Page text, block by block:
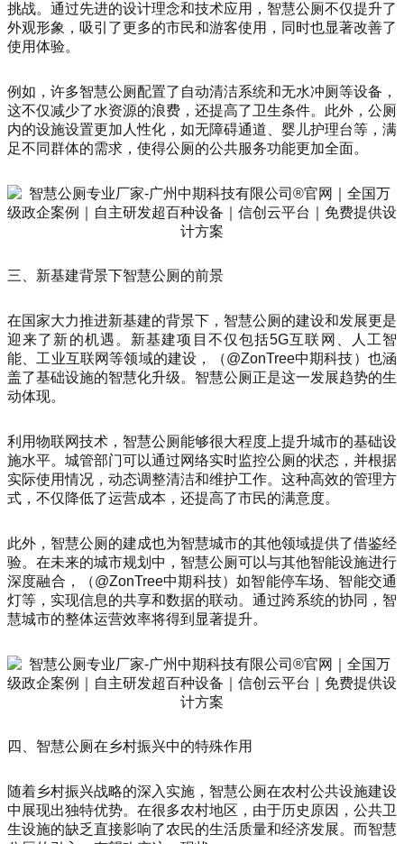
挑战。通过先进的设计理念和技术应用，智慧公厕不仅提升了
外观形象，吸引了更多的市民和游客使用，同时也显著改善了
使用体验。
例如，许多智慧公厕配置了自动清洁系统和无水冲厕等设备，
这不仅减少了水资源的浪费，还提高了卫生条件。此外，公厕
内的设施设置更加人性化，如无障碍通道、婴儿护理台等，满
足不同群体的需求，使得公厕的公共服务功能更加全面。
三、新基建背景下智慧公厕的前景
在国家大力推进新基建的背景下，智慧公厕的建设和发展更是
迎来了新的机遇。新基建项目不仅包括5G互联网、人工智
能、工业互联网等领域的建设，（@ZonTree中期科技）也涵
盖了基础设施的智慧化升级。智慧公厕正是这一发展趋势的生
动体现。
利用物联网技术，智慧公厕能够很大程度上提升城市的基础设
施水平。城管部门可以通过网络实时监控公厕的状态，并根据
实际使用情况，动态调整清洁和维护工作。这种高效的管理方
式，不仅降低了运营成本，还提高了市民的满意度。
此外，智慧公厕的建成也为智慧城市的其他领域提供了借鉴经
验。在未来的城市规划中，智慧公厕可以与其他智能设施进行
深度融合，（@ZonTree中期科技）如智能停车场、智能交通
灯等，实现信息的共享和数据的联动。通过跨系统的协同，智
慧城市的整体运营效率将得到显著提升。
四、智慧公厕在乡村振兴中的特殊作用
随着乡村振兴战略的深入实施，智慧公厕在农村公共设施建设
中展现出独特优势。在很多农村地区，由于历史原因，公共卫
生设施的缺乏直接影响了农民的生活质量和经济发展。而智慧